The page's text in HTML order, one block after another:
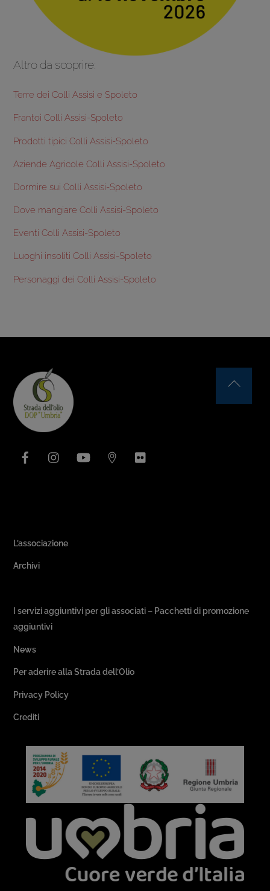
Altro da scoprire:
Terre dei Colli Assisi e Spoleto
Frantoi Colli Assisi-Spoleto
Prodotti tipici Colli Assisi-Spoleto
Aziende Agricole Colli Assisi-Spoleto
Dormire sui Colli Assisi-Spoleto
Dove mangiare Colli Assisi-Spoleto
Eventi Colli Assisi-Spoleto
Luoghi insoliti Colli Assisi-Spoleto
Personaggi dei Colli Assisi-Spoleto
YouTube
L’associazione
Archivi
I servizi aggiuntivi per gli associati – Pacchetti di promozione
aggiuntivi
News
Per aderire alla Strada dell’Olio
Privacy Policy
Crediti